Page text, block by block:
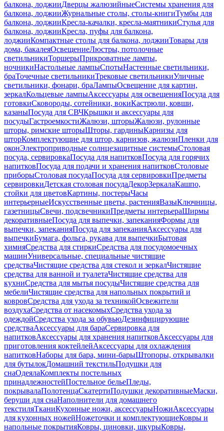
балкона, лоджииДверцы жалюзийныеСистемы хранения для
балкона, лоджииЖурнальные столы, столы-книгиТумбы для
балкона, лоджииКресла-качалки, кресла-маятникиСтулья для
балкона, лоджииКресла, пуфы для балкона,
лоджииКомпактные столы для балкона, лоджииТовары для
дома, бакалеяОсвещениеЛюстры, потолочные
светильникиТоршерыПрикроватные лампы,
ночникиНастольные лампыСпотыНастенные светильники,
браТочечные светильникиТрековые светильникиУличные
светильники, фонари, браЛампыОсвещение для картин,
зеркалКольцевые лампыАксессуары для освещенияПосуда для
готовкиСковороды, сотейники, вокиКастрюли, ковши,
казаныПосуда для СВЧКрышки и аксессуары для
посудыГастроемкостиЖалюзи, шторыЖалюзи, рулонные
шторы, римские шторыШторы, гардиныКарнизы для
шторКомплектующие для штор, карнизов, жалюзиПленки для
оконЭлектроприводные солнцезащитные системыСтоловая
посуда, сервировкаПосуда для напитковПосуда для горячих
напитковПосуда для подачи и хранения напитковСтоловые
приборыСтоловая посудаПосуда для сервировкиПредметы
сервировкиДетская столовая посудаДекорЗеркалаКашпо,
стойки для цветовКартины, постерыЧасы
интерьерныеИскусственные цветы, растенияВазыКлючницы,
газетницыСвечи, подсвечникиПредметы интерьераШирмы
декоративныеПосуда для выпечки, запеканияФормы для
выпечки, запеканияПосуда для запеканияАксессуары для
выпечкиБумага, фольга, рукава для выпечкиБытовая
химияСредства для стиркиСредства для посудомоечных
машинУниверсальные, специальные чистящие
средстваЧистящие средства для стекол и зеркалЧистящие
средства для ванной и туалетаЧистящие средства для
кухниСредства для мытья посудыЧистящие средства для
мебелиЧистящие средства для напольных покрытий и
ковровСредства для ухода за техникойОсвежители
воздухаСредства от насекомыхСредства ухода за
одеждойСредства ухода за обувьюДезинфицирующие
средстваАксессуары для бараСервировка для
напитковАксессуары для хранения напитковАксессуары для
приготовления коктейлейАксессуары для охлаждения
напитковНаборы для бара, мини-барыШтопоры, открывалки
для бутылокДомашний текстильПодушки для
снаОдеялаКомплекты постельных
принадлежностейПостельное бельеПледы,
покрывалаПолотенцаСкатертиПодушки декоративныеМаски,
беруши для снаНаполнители для домашнего
текстиляТканиКухонные ножи, аксессуарыНожиАксессуары
для кухонных ножейНожеточки и комплектующиеКовры и
напольные покрытияКовры, циновки, шкурыКовры,